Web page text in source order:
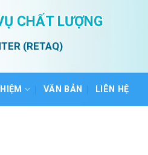
CHẤT LƯỢNG
(RETAQ)
VĂN BẢN LIÊN HỆ